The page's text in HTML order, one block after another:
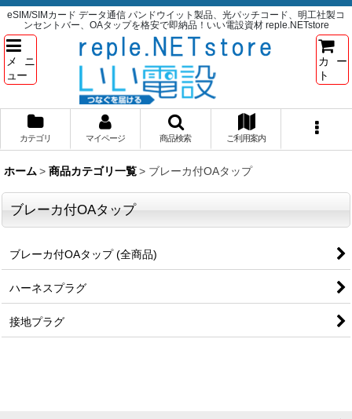
eSIM/SIMカード データ通信 パンドウイット製品、光パッチコード、明工社製コ
ンセントバー、OAタップを格安で即納品！いい電設資材 reple.NETstore
メニ
ュー
カー
ト
カテゴリ マイページ 商品検索 ご利用案内
ホーム > 商品カテゴリ一覧> ブレーカ付OAタップ
ブレーカ付OAタップ
ブレーカ付OAタップ (全商品)
ハーネスプラグ
接地プラグ